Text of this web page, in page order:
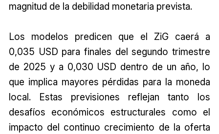
magnitud de la debilidad monetaria prevista.
Los modelos predicen que el ZiG caerá a
0,035 USD para finales del segundo trimestre
de 2025 y a 0,030 USD dentro de un año, lo
que implica mayores pérdidas para la moneda
local. Estas previsiones reflejan tanto los
desafíos económicos estructurales como el
impacto del continuo crecimiento de la oferta